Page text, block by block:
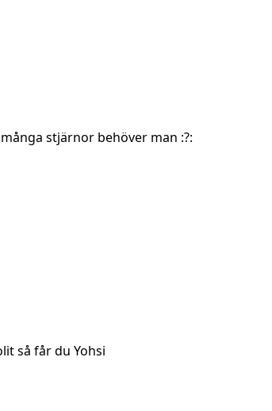
stjärnor behöver man :?:
så får du Yohsi